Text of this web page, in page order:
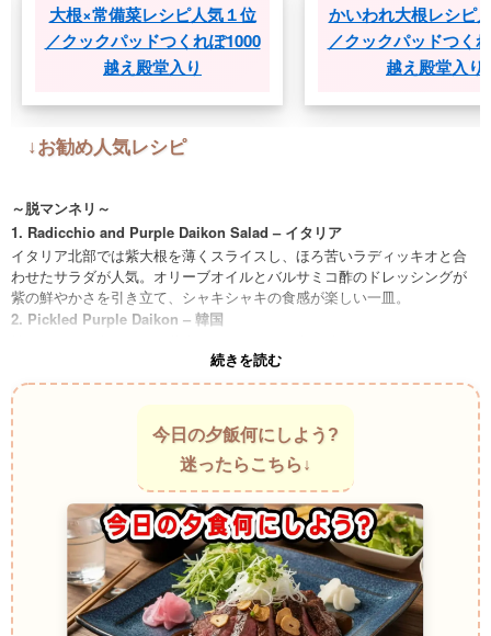
大根×常備菜レシピ人気１位
／クックパッドつくれぽ1000
越え殿堂入り
かいわれ大根レシピ人気
／クックパッドつくれぽ
越え殿堂入り
↓お勧め人気レシピ
～脱マンネリ～
1. Radicchio and Purple Daikon Salad – イタリア
イタリア北部では紫大根を薄くスライスし、ほろ苦いラディッキオと合
わせたサラダが人気。オリーブオイルとバルサミコ酢のドレッシングが
紫の鮮やかさを引き立て、シャキシャキの食感が楽しい一皿。
2. Pickled Purple Daikon – 韓国
紫色が食卓を彩り、辛味と酸味がほどよく合わさったさっぱりした味わ
いが箸を進める。
3. Purple Daikon Miso Soup – 和食店
海外の和食店で、紫大根を味噌汁の具材として使うことが増えている。
色鮮やかな大根が味噌の淡い色に映え、ほのかな甘みとシャキッとした
食感が楽しめる。
4. Purple Daikon and Beetroot Slaw – アメリカ
ヘルシー志向の高いアメリカのカフェでは、紫大根とビーツを細かく刻
んだスローが人気。ビネガーとマスタードのドレッシングが根菜の甘み
を引き立て、カラフルで栄養満点。
5. Roasted Purple Daikon with Herbs – フランス
フランスの田舎料理では、紫大根をオリーブオイルとハーブでロースト
し、甘みと香ばしさを引き出す。付け合わせとして肉料理や魚料理に添
続きを読む
今日の夕飯何にしよう?
迷ったらこちら↓